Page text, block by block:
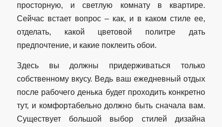
просторную, и светлую комнату в квартире.
Сейчас встает вопрос – как, и в каком стиле ее,
отделать, какой цветовой политре дать
предпочтение, и какие поклеить обои.
Здесь вы должны придерживаться только
собственному вкусу. Ведь ваш ежедневный отдых
после рабочего денька будет проходить конкретно
тут, и комфортабельно должно быть сначала вам.
Существует большой выбор стилей дизайна